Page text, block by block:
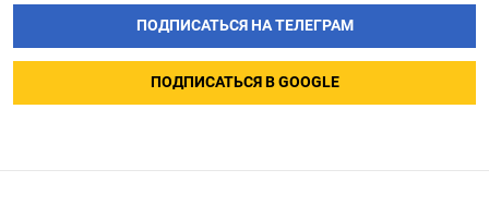
ПОДПИСАТЬСЯ НА ТЕЛЕГРАМ
ПОДПИСАТЬСЯ В GOOGLE